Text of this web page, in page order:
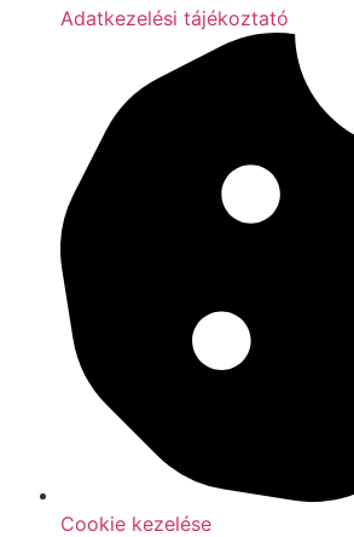
Adatkezelési tájékoztató
Cookie kezelése